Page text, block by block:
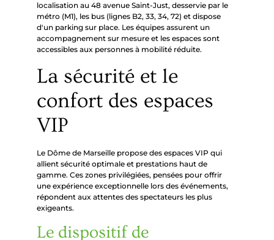
localisation au 48 avenue Saint-Just, desservie par le
métro (M1), les bus (lignes B2, 33, 34, 72) et dispose
d'un parking sur place. Les équipes assurent un
accompagnement sur mesure et les espaces sont
accessibles aux personnes à mobilité réduite.
La sécurité et le
confort des espaces
VIP
Le Dôme de Marseille propose des espaces VIP qui
allient sécurité optimale et prestations haut de
gamme. Ces zones privilégiées, pensées pour offrir
une expérience exceptionnelle lors des événements,
répondent aux attentes des spectateurs les plus
exigeants.
Le dispositif de